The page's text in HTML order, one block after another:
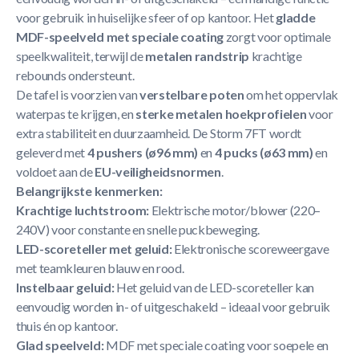
voor gebruik in huiselijke sfeer of op kantoor. Hetgladde
MDF-speelveld met speciale coating zorgt voor optimale
speelkwaliteit, terwijl demetalen randstrip krachtige
rebounds ondersteunt.
De tafel is voorzien vanverstelbare potenom het oppervlak
waterpas te krijgen, en sterke metalen hoekprofielenvoor
extra stabiliteit en duurzaamheid. De Storm 7FT wordt
geleverd met4 pushers (ø96 mm) en 4 pucks (ø63 mm)en
voldoet aan deEU-veiligheidsnormen.
Belangrijkste kenmerken:
Krachtige luchtstroom:Elektrische motor/blower (220–
240V) voor constante en snelle puckbeweging.
LED-scoreteller met geluid:Elektronische scoreweergave
met teamkleuren blauw en rood.
Instelbaar geluid:Het geluid van de LED-scoreteller kan
eenvoudig worden in- of uitgeschakeld – ideaal voor gebruik
thuis én op kantoor.
Glad speelveld:MDF met speciale coating voor soepele en